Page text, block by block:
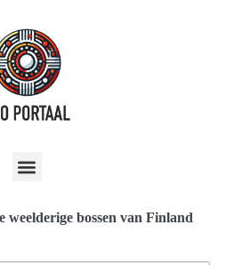
bossen van Finland